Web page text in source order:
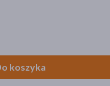
koszyka